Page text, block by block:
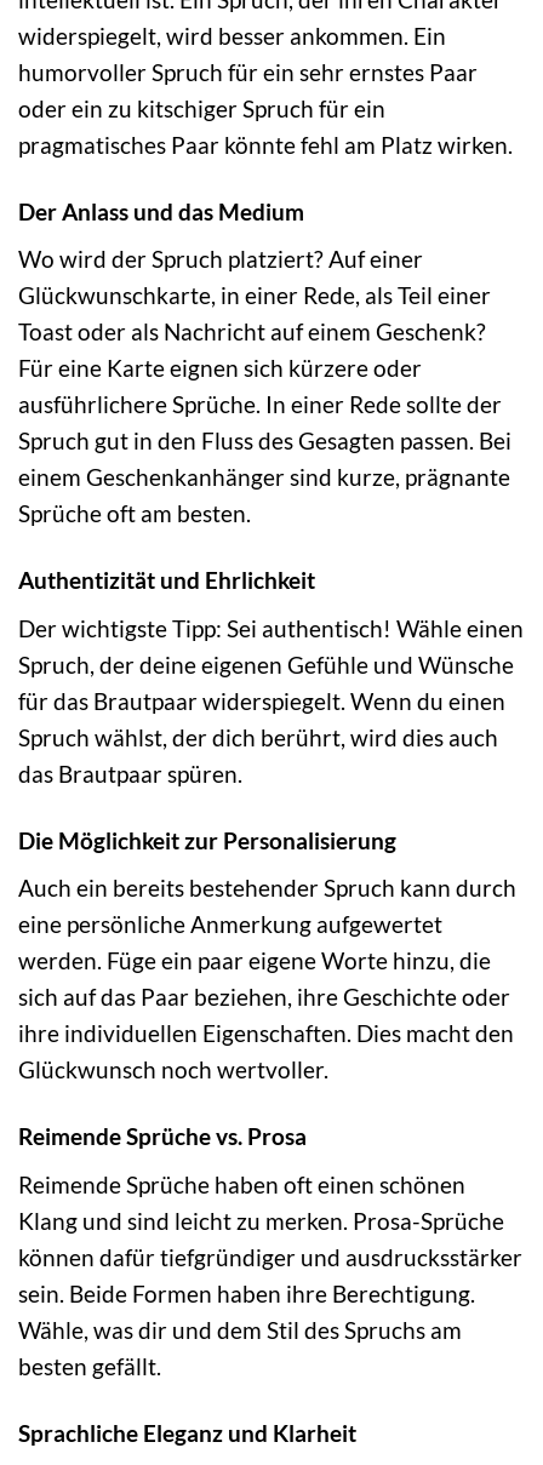
widerspiegelt, wird besser ankommen. Ein
humorvoller Spruch für ein sehr ernstes Paar
oder ein zu kitschiger Spruch für ein
pragmatisches Paar könnte fehl am Platz wirken.
Der Anlass und das Medium
Wo wird der Spruch platziert? Auf einer
Glückwunschkarte, in einer Rede, als Teil einer
Toast oder als Nachricht auf einem Geschenk?
Für eine Karte eignen sich kürzere oder
ausführlichere Sprüche. In einer Rede sollte der
Spruch gut in den Fluss des Gesagten passen. Bei
einem Geschenkanhänger sind kurze, prägnante
Sprüche oft am besten.
Authentizität und Ehrlichkeit
Der wichtigste Tipp: Sei authentisch! Wähle einen
Spruch, der deine eigenen Gefühle und Wünsche
für das Brautpaar widerspiegelt. Wenn du einen
Spruch wählst, der dich berührt, wird dies auch
das Brautpaar spüren.
Die Möglichkeit zur Personalisierung
Auch ein bereits bestehender Spruch kann durch
eine persönliche Anmerkung aufgewertet
werden. Füge ein paar eigene Worte hinzu, die
sich auf das Paar beziehen, ihre Geschichte oder
ihre individuellen Eigenschaften. Dies macht den
Glückwunsch noch wertvoller.
Reimende Sprüche vs. Prosa
Reimende Sprüche haben oft einen schönen
Klang und sind leicht zu merken. Prosa-Sprüche
können dafür tiefgründiger und ausdrucksstärker
sein. Beide Formen haben ihre Berechtigung.
Wähle, was dir und dem Stil des Spruchs am
besten gefällt.
Sprachliche Eleganz und Klarheit